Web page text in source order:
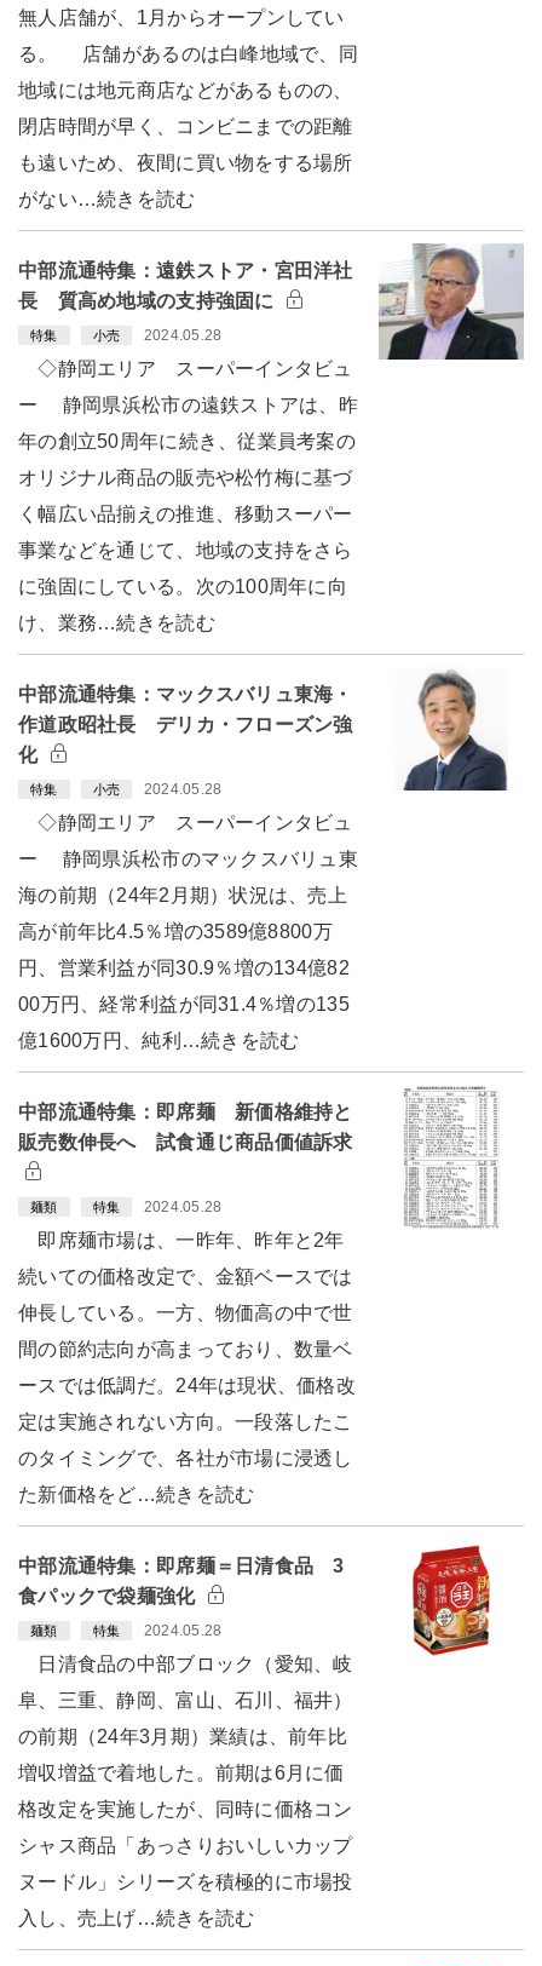
無人店舗が、1月からオープンしてい
る。 店舗があるのは白峰地域で、同
地域には地元商店などがあるものの、
閉店時間が早く、コンビニまでの距離
も遠いため、夜間に買い物をする場所
がない…続きを読む
中部流通特集：遠鉄ストア・宮田洋社
長 質高め地域の支持強固に
特集 小売 2024.05.28
◇静岡エリア スーパーインタビュ
ー 静岡県浜松市の遠鉄ストアは、昨
年の創立50周年に続き、従業員考案の
オリジナル商品の販売や松竹梅に基づ
く幅広い品揃えの推進、移動スーパー
事業などを通じて、地域の支持をさら
に強固にしている。次の100周年に向
け、業務…続きを読む
中部流通特集：マックスバリュ東海・
作道政昭社長 デリカ・フローズン強
化
特集 小売 2024.05.28
◇静岡エリア スーパーインタビュ
ー 静岡県浜松市のマックスバリュ東
海の前期（24年2月期）状況は、売上
高が前年比4.5％増の3589億8800万
円、営業利益が同30.9％増の134億82
00万円、経常利益が同31.4％増の135
億1600万円、純利…続きを読む
中部流通特集：即席麺 新価格維持と
販売数伸長へ 試食通じ商品価値訴求
麺類 特集 2024.05.28
即席麺市場は、一昨年、昨年と2年
続いての価格改定で、金額ベースでは
伸長している。一方、物価高の中で世
間の節約志向が高まっており、数量ベ
ースでは低調だ。24年は現状、価格改
定は実施されない方向。一段落したこ
のタイミングで、各社が市場に浸透し
た新価格をど…続きを読む
中部流通特集：即席麺＝日清食品 3
食パックで袋麺強化
麺類 特集 2024.05.28
日清食品の中部ブロック（愛知、岐
阜、三重、静岡、富山、石川、福井）
の前期（24年3月期）業績は、前年比
増収増益で着地した。前期は6月に価
格改定を実施したが、同時に価格コン
シャス商品「あっさりおいしいカップ
ヌードル」シリーズを積極的に市場投
入し、売上げ…続きを読む